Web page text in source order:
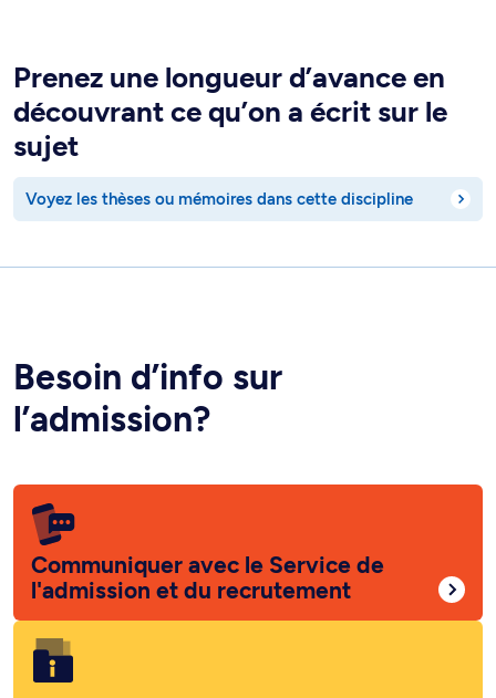
Prenez une longueur d’avance en
découvrant ce qu’on a écrit sur le
sujet
Voyez les thèses ou mémoires dans cette discipline
Besoin d’info sur
l’admission?
Communiquer avec le Service de
l'admission et du recrutement